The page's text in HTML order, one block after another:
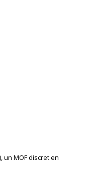
un MOF discret en